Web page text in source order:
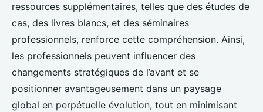
ressources supplémentaires, telles que des études de
cas, des livres blancs, et des séminaires
professionnels, renforce cette compréhension. Ainsi,
les professionnels peuvent influencer des
changements stratégiques de l’avant et se
positionner avantageusement dans un paysage
global en perpétuelle évolution, tout en minimisant